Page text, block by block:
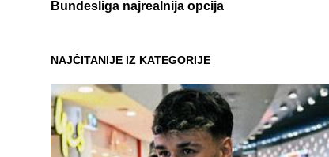
Bundesliga najrealnija opcija
NAJČITANIJE IZ KATEGORIJE